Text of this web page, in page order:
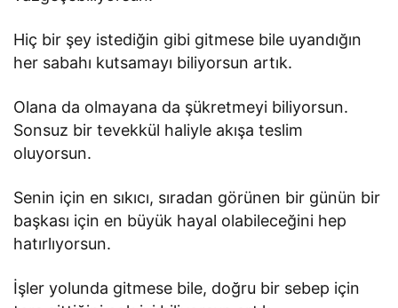
Hiç bir şey istediğin gibi gitmese bile uyandığın
her sabahı kutsamayı biliyorsun artık.
Olana da olmayana da şükretmeyi biliyorsun.
Sonsuz bir tevekkül haliyle akışa teslim
oluyorsun.
Senin için en sıkıcı, sıradan görünen bir günün bir
başkası için en büyük hayal olabileceğini hep
hatırlıyorsun.
İşler yolunda gitmese bile, doğru bir sebep için